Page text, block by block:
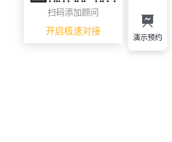
扫码添加顾问
开启极速对接 演示预约